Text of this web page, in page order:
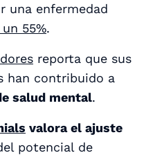
una enfermedad
55%.
reporta que sus
han contribuido a
salud mental.
valora el ajuste
potencial de